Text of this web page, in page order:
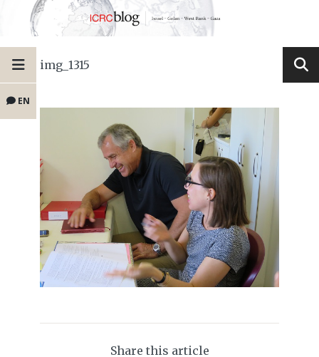
EN
img_1315
Share this article